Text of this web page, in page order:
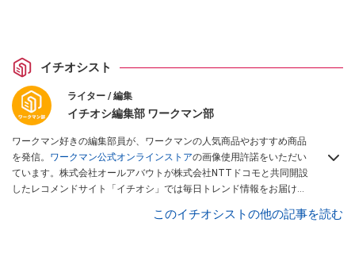
イチオシスト
ライター / 編集
イチオシ編集部 ワークマン部
ワークマン好きの編集部員が、ワークマンの人気商品やおすすめ商品
を発信。 ワークマン公式オンラインストアの画像使用許諾をいただい
ています。株式会社オールアバウトが株式会社NTTドコモと共同開設
したレコメンドサイト「イチオシ」では毎日トレンド情報をお届け。
このイチオシストの他の記事を読む